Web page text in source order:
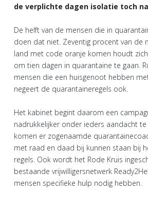
de verplichte dagen isolatie toch
De helft van de mensen die in
doen dat niet. Zeventig procent van de
land met code oranje komen houdt
om tien dagen in quarantaine te gaan.
mensen die een huisgenoot hebben
negeert de quarantaineregels ook.
Het kabinet begint daarom een
nadrukkelijker onder ieders aandacht
komen er zogenaamde
met raad en daad bij kunnen staan bij
regels. Ook wordt het Rode Kruis
bestaande vrijwilligersnetwerk
mensen specifieke hulp nodig hebben.